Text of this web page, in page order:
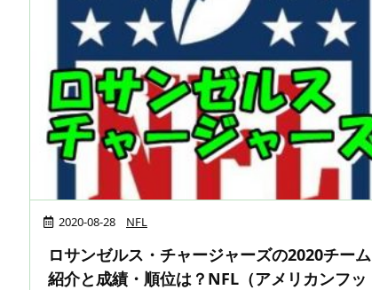
2020-08-28 NFL
ロサンゼルス・チャージャーズの2020チーム
紹介と成績・順位は？NFL（アメリカンフッ